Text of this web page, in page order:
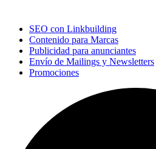
SEO con Linkbuilding
Contenido para Marcas
Publicidad para anunciantes
Envío de Mailings y Newsletters
Promociones